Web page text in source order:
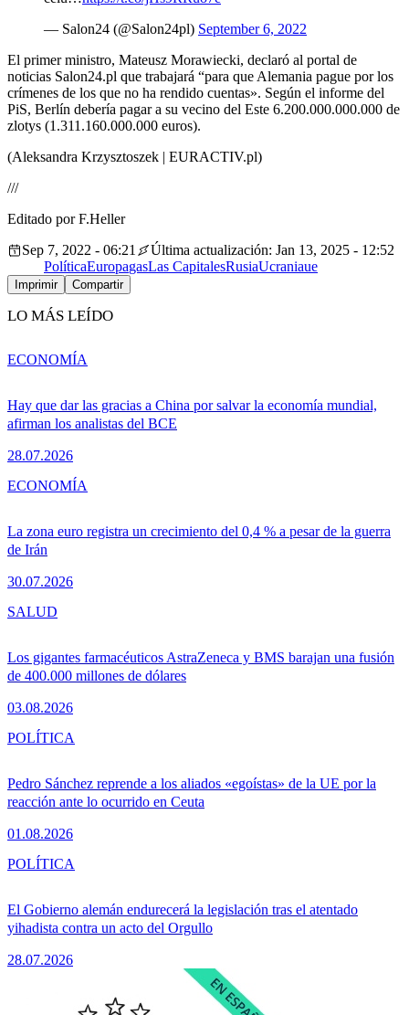
— Salon24 (@Salon24pl) September 6, 2022
El primer ministro, Mateusz Morawiecki, declaró al portal de
noticias Salon24.pl que trabajará “para que Alemania pague por los
crímenes de los que no ha rendido cuentas». Según el informe del
PiS, Berlín debería pagar a su vecino del Este 6.200.000.000.000 de
zlotys (1.311.160.000.000 euros).
(Aleksandra Krzysztoszek | EURACTIV.pl)
///
Editado por F.Heller
Sep 7, 2022 - 06:21
Última actualización: Jan 13, 2025 - 12:52
PolíticaEuropagasLas CapitalesRusiaUcraniaue
Imprimir Compartir
LO MÁS LEÍDO
Hay que dar las gracias a China por salvar la economía mundial,
afirman los analistas del BCE
28.07.2026
ECONOMÍA
La zona euro registra un crecimiento del 0,4 % a pesar de la guerra
de Irán
30.07.2026
ECONOMÍA
Los gigantes farmacéuticos AstraZeneca y BMS barajan una fusión
de 400.000 millones de dólares
03.08.2026
SALUD
Pedro Sánchez reprende a los aliados «egoístas» de la UE por la
reacción ante lo ocurrido en Ceuta
01.08.2026
POLÍTICA
El Gobierno alemán endurecerá la legislación tras el atentado
yihadista contra un acto del Orgullo
28.07.2026
POLÍTICA